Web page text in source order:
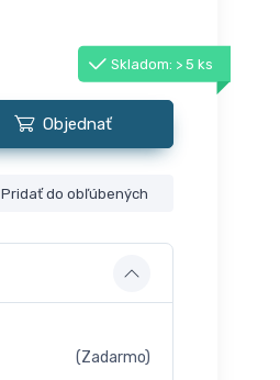
Skladom: > 5 ks
Objednať
Pridať do obľúbených
(Zadarmo)